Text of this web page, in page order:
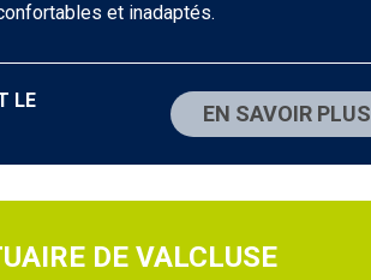
et inadaptés.
LE
EN SAVOIR PLUS
DE VALCLUSE